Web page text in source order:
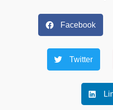
Facebook
Twitter